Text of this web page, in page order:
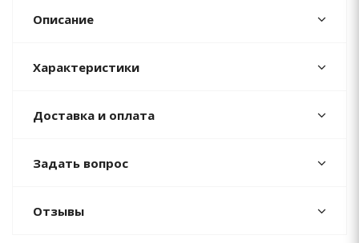
Описание
Характеристики
Доставка и оплата
Задать вопрос
Отзывы